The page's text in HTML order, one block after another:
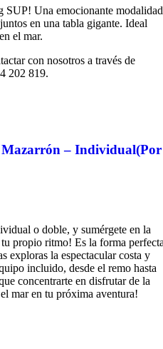
Una emocionante modalidad
en una tabla gigante. Ideal
el mar.
con nosotros a través de
202 819.
– Individual(Por
o doble, y sumérgete en la
propio ritmo! Es la forma
exploras la espectacular costa y
incluido, desde el remo hasta
concentrarte en disfrutar de la
mar en tu próxima aventura!